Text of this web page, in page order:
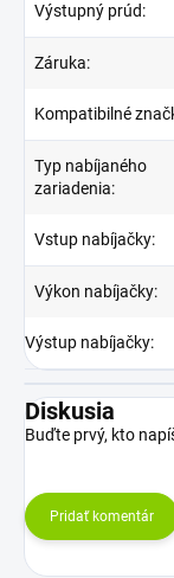
Výstupný prúd:
Záruka:
Kompatibilné
Typ nabíjaného
zariadenia:
Vstup nabíjačky:
Výkon nabíjačky:
Výstup nabíjačky:
Diskusia
Buďte prvý, kto
Pridať komentár